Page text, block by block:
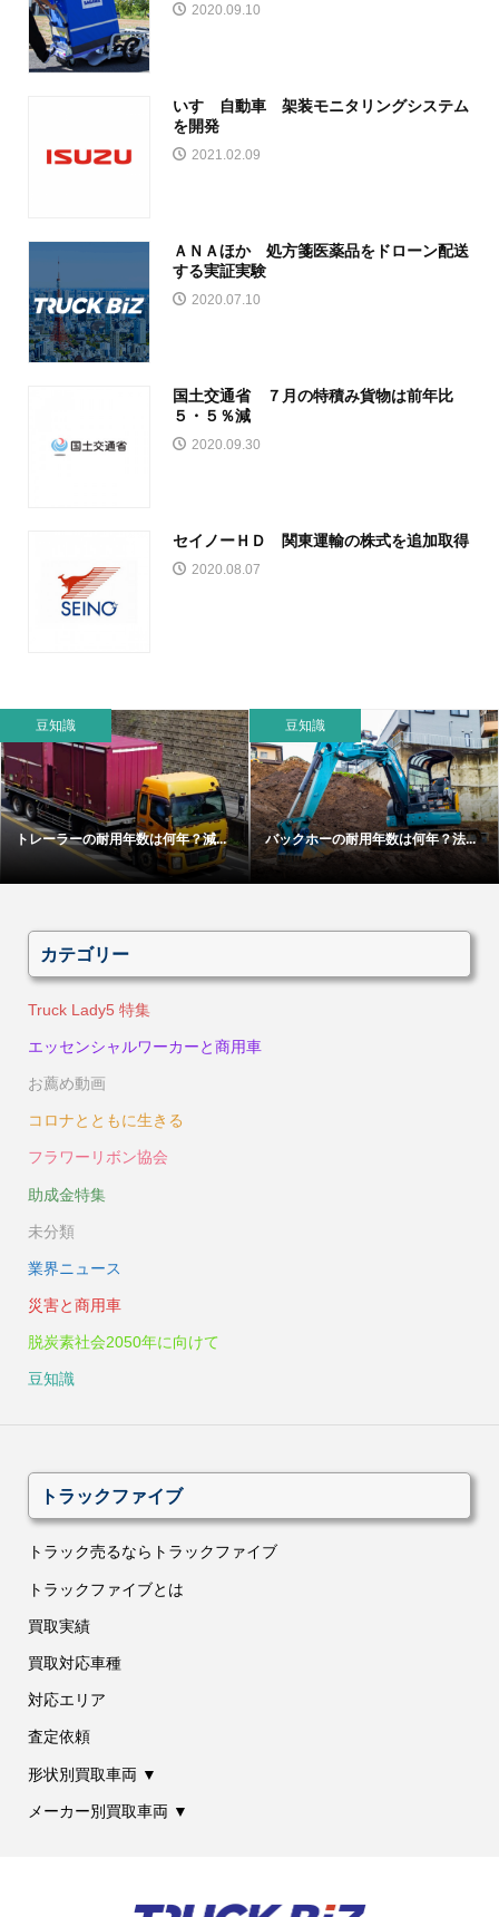
2020.09.10
いすゞ自動車 架装モニタリングシステム
を開発
2021.02.09
ＡＮＡほか 処方箋医薬品をドローン配送
する実証実験
2020.07.10
国土交通省 ７月の特積み貨物は前年比
５・５％減
2020.09.30
セイノーＨＤ 関東運輸の株式を追加取得
2020.08.07
豆知識
トレーラーの耐用年数は何年？減...
豆知識
バックホーの耐用年数は何年？法...
カテゴリー
Truck Lady5 特集
エッセンシャルワーカーと商用車
お薦め動画
コロナとともに生きる
フラワーリボン協会
助成金特集
未分類
業界ニュース
災害と商用車
脱炭素社会2050年に向けて
豆知識
トラックファイブ
トラック売るならトラックファイブ
トラックファイブとは
買取実績
買取対応車種
対応エリア
査定依頼
形状別買取車両 ▼
メーカー別買取車両 ▼